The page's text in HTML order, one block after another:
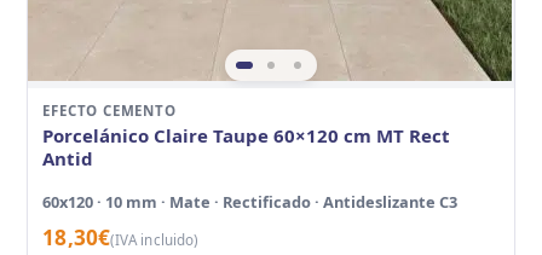
EFECTO CEMENTO
Porcelánico Claire Taupe 60×120 cm MT Rect
Antid
60x120 · 10 mm · Mate · Rectificado · Antideslizante C3
18,30€(IVA incluido)